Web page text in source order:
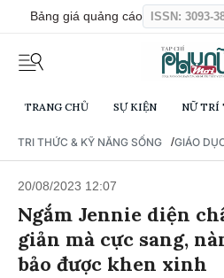
Bảng giá quảng cáo ISSN: 3093-
TRANG CHỦ SỰ KIỆN NỮ TRÍ
TRI THỨC & KỸ NĂNG SỐNG /GIÁO
20/08/2023 12:07
Ngắm Jennie diện
giản mà cực sang,
bảo được khen xinh